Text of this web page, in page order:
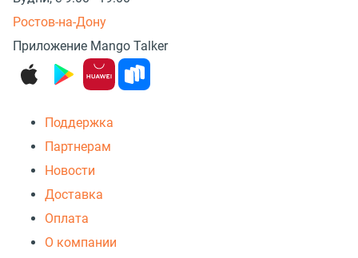
Ростов-на-Дону
Приложение Mango Talker
Поддержка
Партнерам
Новости
Доставка
Оплата
О компании